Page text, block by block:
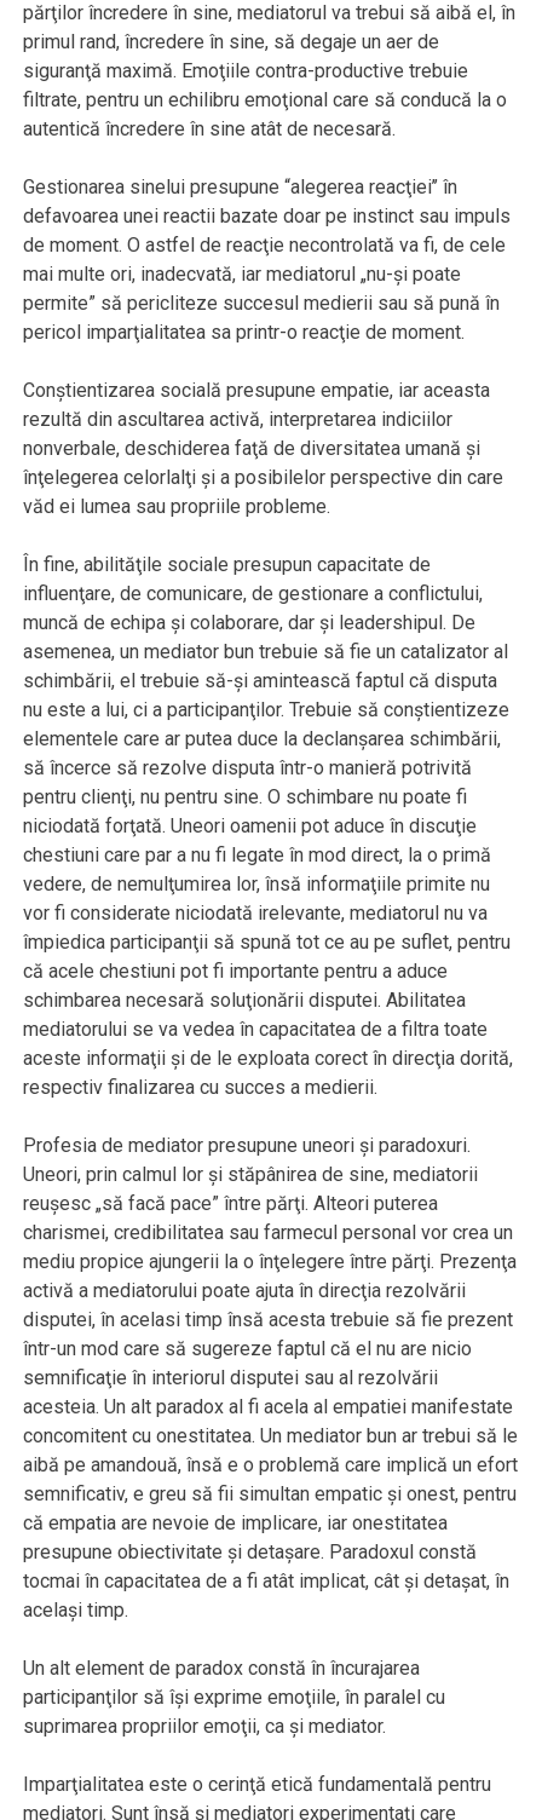
părţilor încredere în sine, mediatorul va trebui să aibă el, în
primul rand, încredere în sine, să degaje un aer de
siguranţă maximă. Emoţiile contra-productive trebuie
filtrate, pentru un echilibru emoţional care să conducă la o
autentică încredere în sine atât de necesară.
Gestionarea sinelui presupune “alegerea reacţiei’’ în
defavoarea unei reactii bazate doar pe instinct sau impuls
de moment. O astfel de reacţie necontrolată va fi, de cele
mai multe ori, inadecvată, iar mediatorul „nu-şi poate
permite” să pericliteze succesul medierii sau să pună în
pericol imparţialitatea sa printr-o reacţie de moment.
Conştientizarea socială presupune empatie, iar aceasta
rezultă din ascultarea activă, interpretarea indiciilor
nonverbale, deschiderea faţă de diversitatea umană şi
înţelegerea celorlalţi şi a posibilelor perspective din care
văd ei lumea sau propriile probleme.
În fine, abilităţile sociale presupun capacitate de
influenţare, de comunicare, de gestionare a conflictului,
muncă de echipa şi colaborare, dar şi leadershipul. De
asemenea, un mediator bun trebuie să fie un catalizator al
schimbării, el trebuie să-şi amintească faptul că disputa
nu este a lui, ci a participanţilor. Trebuie să conştientizeze
elementele care ar putea duce la declanşarea schimbării,
să încerce să rezolve disputa într-o manieră potrivită
pentru clienţi, nu pentru sine. O schimbare nu poate fi
niciodată forţată. Uneori oamenii pot aduce în discuţie
chestiuni care par a nu fi legate în mod direct, la o primă
vedere, de nemulţumirea lor, însă informaţiile primite nu
vor fi considerate niciodată irelevante, mediatorul nu va
împiedica participanţii să spună tot ce au pe suflet, pentru
că acele chestiuni pot fi importante pentru a aduce
schimbarea necesară soluţionării disputei. Abilitatea
mediatorului se va vedea în capacitatea de a filtra toate
aceste informaţii şi de le exploata corect în direcţia dorită,
respectiv finalizarea cu succes a medierii.
Profesia de mediator presupune uneori şi paradoxuri.
Uneori, prin calmul lor şi stăpânirea de sine, mediatorii
reuşesc „să facă pace” între părţi. Alteori puterea
charismei, credibilitatea sau farmecul personal vor crea un
mediu propice ajungerii la o înţelegere între părţi. Prezenţa
activă a mediatorului poate ajuta în direcţia rezolvării
disputei, în acelasi timp însă acesta trebuie să fie prezent
într-un mod care să sugereze faptul că el nu are nicio
semnificaţie în interiorul disputei sau al rezolvării
acesteia. Un alt paradox al fi acela al empatiei manifestate
concomitent cu onestitatea. Un mediator bun ar trebui să le
aibă pe amandouă, însă e o problemă care implică un efort
semnificativ, e greu să fii simultan empatic şi onest, pentru
că empatia are nevoie de implicare, iar onestitatea
presupune obiectivitate şi detaşare. Paradoxul constă
tocmai în capacitatea de a fi atât implicat, cât şi detaşat, în
acelaşi timp.
Un alt element de paradox constă în încurajarea
participanţilor să îşi exprime emoţiile, în paralel cu
suprimarea propriilor emoţii, ca şi mediator.
Imparţialitatea este o cerinţă etică fundamentală pentru
mediatori. Sunt însă şi mediatori experimentaţi care